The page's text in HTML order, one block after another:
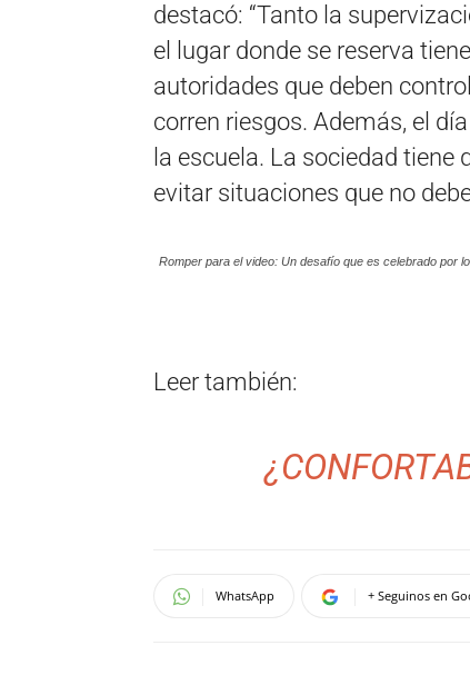
destacó: “Tanto la
el lugar donde se reserva
autoridades que deben
corren riesgos. Además, el
la escuela. La sociedad
evitar situaciones que no
Romper para el video: Un desafío que es celebrado por
Leer también:
WhatsApp + Seguinos en